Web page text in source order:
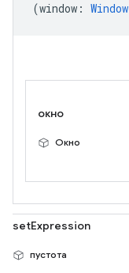
(window : Window
окно
Окно
setExpression
пустота